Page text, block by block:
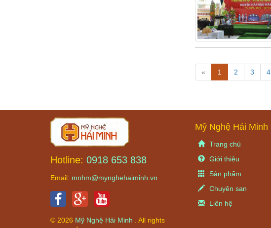
« 1 2 3 4
Hotline: 0918 653 838
Email: mnhm@mynghehaiminh.vn
© 2026 Mỹ Nghệ Hải Minh . All rights
Mỹ Nghệ Hải Minh
Trang chủ
Giới thiệu
Sản phẩm
Chuyên san
Liên hệ